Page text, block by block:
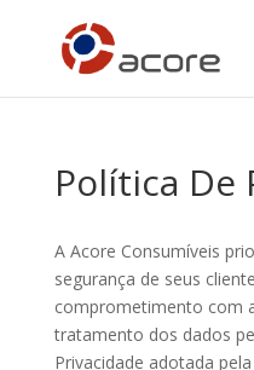
Política De
A Acore Consumíveis
segurança de seus
comprometimento com
tratamento dos dados
Privacidade adotada